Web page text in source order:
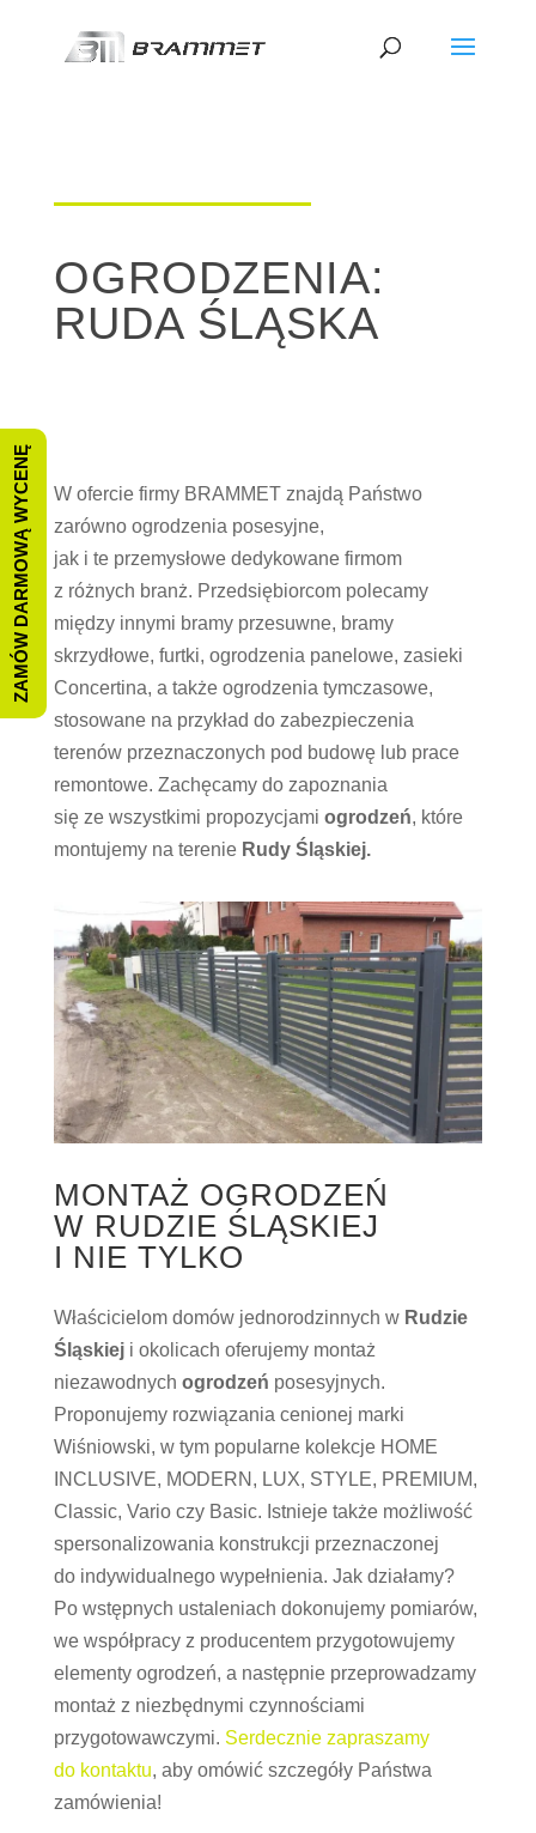
OGRODZENIA:
RUDA ŚLĄSKA
W ofercie firmy BRAMMET znajdą Państwo
zarówno ogrodzenia posesyjne,
jak i te przemysłowe dedykowane firmom
z różnych branż. Przedsiębiorcom polecamy
między innymi bramy przesuwne, bramy
skrzydłowe, furtki, ogrodzenia panelowe, zasieki
Concertina, a także ogrodzenia tymczasowe,
stosowane na przykład do zabezpieczenia
terenów przeznaczonych pod budowę lub prace
remontowe. Zachęcamy do zapoznania
się ze wszystkimi propozycjami ogrodzeń, które
montujemy na terenie Rudy Śląskiej.
MONTAŻ OGRODZEŃ
W RUDZIE ŚLĄSKIEJ
I NIE TYLKO
Właścicielom domów jednorodzinnych w Rudzie
Śląskieji okolicach oferujemy montaż
niezawodnych ogrodzeń posesyjnych.
Proponujemy rozwiązania cenionej marki
Wiśniowski, w tym popularne kolekcje HOME
INCLUSIVE, MODERN, LUX, STYLE, PREMIUM,
Classic, Vario czy Basic. Istnieje także możliwość
spersonalizowania konstrukcji przeznaczonej
do indywidualnego wypełnienia. Jak działamy?
Po wstępnych ustaleniach dokonujemy pomiarów,
we współpracy z producentem przygotowujemy
elementy ogrodzeń, a następnie przeprowadzamy
montaż z niezbędnymi czynnościami
przygotowawczymi. Serdecznie zapraszamy
do kontaktu, aby omówić szczegóły Państwa
zamówienia!
ZAMÓW DARMOWĄ WYCENĘ